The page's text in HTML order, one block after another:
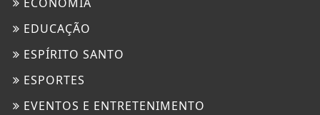
EDUCAÇÃO
ESPÍRITO SANTO
ESPORTES
EVENTOS E ENTRETENIMENTO